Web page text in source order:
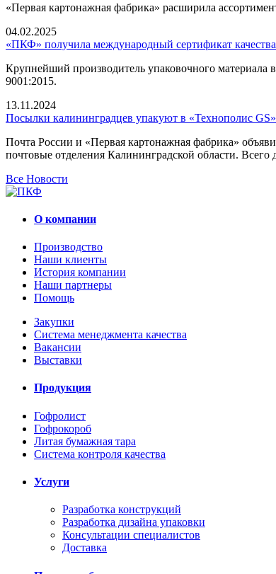
«Первая картонажная фабрика» расширила
04.02.2025
«ПКФ» получила международный сертификат
Крупнейший производитель упаковочного материала
9001:2015.
13.11.2024
Посылки калининградцев упакуют в «Технополис GS»
Почта России и «Первая картонажная фабрика»
почтовые отделения Калининградской области. Всего
Все Новости
О компании
Производство
Наши клиенты
История компании
Наши партнеры
Помощь
Закупки
Система менеджмента качества
Вакансии
Выставки
Продукция
Гофролист
Гофрокороб
Литая бумажная тара
Система контроля качества
Услуги
Разработка конструкций
Разработка дизайна упаковки
Консультации специалистов
Доставка